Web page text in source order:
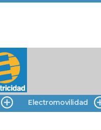
Electromovilidad